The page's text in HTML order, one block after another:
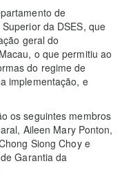
de
da DSES, que
geral do
o que permitiu ao
do regime de
implementação, e
os seguintes membros
Aileen Mary Ponton,
Siong Choy e
Garantia da